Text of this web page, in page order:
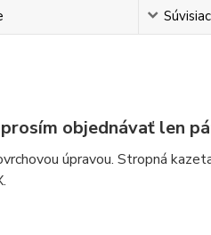
objednávať len
úpravou. Stropná